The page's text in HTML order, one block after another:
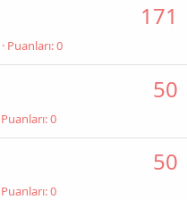
171
Puanları 0
50
Puanları 0
50
Puanları 0